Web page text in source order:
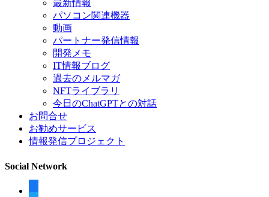
最新情報
パソコン関連機器
動画
パートナー発信情報
開発メモ
IT情報ブログ
過去のメルマガ
NFTライブラリ
今日のChatGPTとの対話
お問合せ
お勧めサービス
情報発信プロジェクト
Social Network